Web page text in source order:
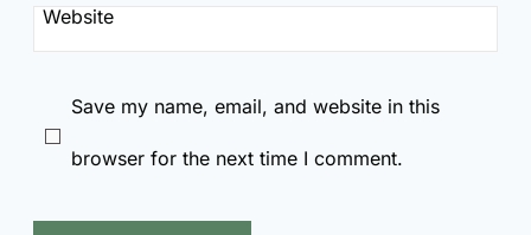
Website
Save my name, email, and website in this
browser for the next time I comment.